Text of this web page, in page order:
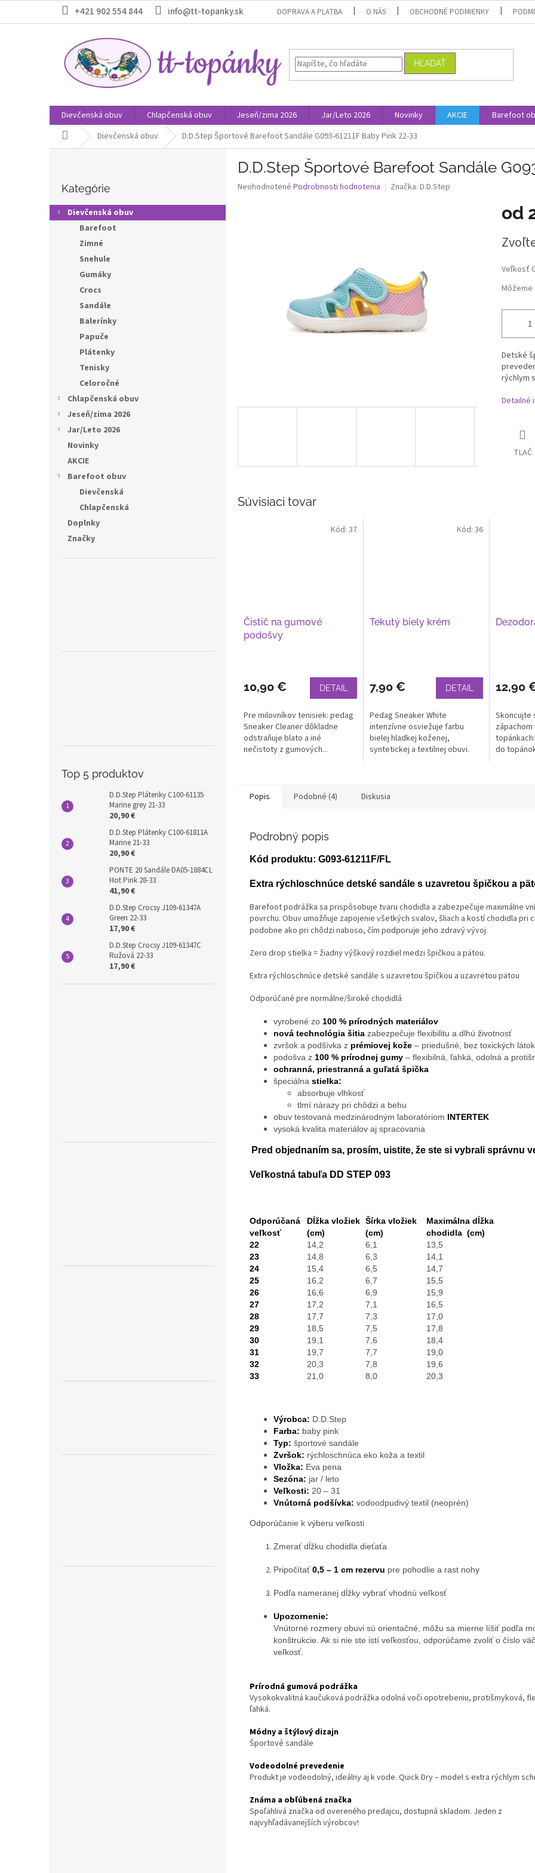
obsah
+421 902 554 844 info@tt-topanky.sk DOPRAVA A PLATBA O NÁS OBCHODNÉ PODMIENKY
HĽADAŤ
Dievčenská obuv Chlapčenská obuv Jeseň/zima 2026 Jar/Leto 2026 Novinky AKCIE Barefoot
DomovDievčenská obuv D.D.Step Športové Barefoot Sandále G093-61211F Baby Pink 22-33
ý
p
kategórie
Kategórie
Dievčenská obuv
Barefoot
Zimné
Snehule
Gumáky
Crocs
Sandále
Balerínky
Papuče
Plátenky
Tenisky
Celoročné
Chlapčenská obuv
Jeseň/zima 2026
Jar/Leto 2026
Novinky
AKCIE
Barefoot obuv
Dievčenská
Chlapčenská
Doplnky
Značky
Top 5 produktov
D.D.Step Plátenky C100-61135
Marine grey 21-33
20,90 €
D.D.Step Plátenky C100-61811A
Marine 21-33
20,90 €
PONTE 20 Sandále DA05-1884CL
Hot Pink 28-33
41,90 €
D.D.Step Crocsy J109-61347A
Green 22-33
17,90 €
D.D.Step Crocsy J109-61347C
Ružová 22-33
17,90 €
D.D.Step Športové Barefoot Sandále
Priemerné
Neohodnotené Podrobnosti hodnotenia Značka: D.D.Step
od
cena:
Veľkosť
Detské
rýchlym
Detailné
TLAČ
Súvisiaci tovar
Čistič na gumové
podošvy
10,90 € DETAIL
Pre milovníkov tenisiek: pedag
Sneaker Cleaner dôkladne
odstraňuje blato a iné
nečistoty z gumových...
Kód: 37
Tekutý biely krém
7,90 € DETAIL
Pedag Sneaker White
intenzívne osviežuje farbu
bielej hladkej koženej,
syntetickej a textilnej obuvi.
Kód: 36
12,90
Skoncujte
do
Popis Podobné (4) Diskusia
Podrobný popis
Kód produktu: G093-61211F/FL
Extra rýchloschnúce detské sandále s uzavretou špičkou a
Barefoot podrážka sa prispôsobuje tvaru chodidla a zabezpečuje maximálne
povrchu. Obuv umožňuje zapojenie všetkých svalov, šliach a kostí chodidla pri
podobne ako pri chôdzi naboso, čím podporuje jeho zdravý vývoj.
Zero drop stielka = žiadny výškový rozdiel medzi špičkou a pätou.
Extra rýchloschnúce detské sandále s uzavretou špičkou a uzavretou pätou
Odporúčané pre normálne/široké chodidlá
vyrobené zo 100 % prírodných materiálov
nová technológia šitia zabezpečuje flexibilitu a dlhú životnosť
zvršok a podšívka z prémiovej kože – priedušné, bez toxických látok
podošva z 100 % prírodnej gumy – flexibilná, ľahká, odolná a
ochranná, priestranná a guľatá špička
špeciálna stielka:
absorbuje vlhkosť
tlmí nárazy pri chôdzi a behu
obuv testovaná medzinárodným laboratóriom INTERTEK
vysoká kvalita materiálov aj spracovania
Pred objednaním sa, prosím, uistite, že ste si vybrali správnu
Veľkostná tabuľa DD STEP 093
Odporúčaná
veľkosť
22
23
24
25
26
27
28
29
30
31
32
33
Dĺžka vložiek
(cm)
14,2
14,8
15,4
16,2
16,6
17,2
17,7
18,5
19,1
19,7
20,3
21,0
Šírka vložiek
(cm)
6,1
6,3
6,5
6,7
6,9
7,1
7,3
7,5
7,6
7,7
7,8
8,0
Maximálna dĺžka
chodidla (cm)
13,5
14,1
14,7
15,5
15,9
16,5
17,0
17,8
18,4
19,0
19,6
20,3
Výrobca: D.D.Step
Farba: baby pink
Typ: športové sandále
Zvršok: rýchloschnúca eko koža a textil
Vložka: Eva pena
Sezóna: jar / leto
Veľkosti: 20 – 31
Vnútorná podšívka: vodoodpudivý textil (neoprén)
Odporúčanie k výberu veľkosti
Zmerať dĺžku chodidla dieťaťa
Pripočítať 0,5 – 1 cm rezervu pre pohodlie a rast nohy
Podľa nameranej dĺžky vybrať vhodnú veľkosť
Upozornenie:
Vnútorné rozmery obuvi sú orientačné, môžu sa mierne líšiť podľa
konštrukcie. Ak si nie ste istí veľkosťou, odporúčame zvoliť o číslo
veľkosť.
Prírodná gumová podrážka
Vysokokvalitná kaučuková podrážka odolná voči opotrebeniu, protišmyková,
ľahká.
Módny a štýlový dizajn
Športové sandále
Vodeodolné prevedenie
Produkt je vodeodolný, ideálny aj k vode. Quick Dry – model s extra rýchlym
Známa a obľúbená značka
Spoľahlivá značka od overeného predajcu, dostupná skladom. Jeden z
najvyhľadávanejších výrobcov!